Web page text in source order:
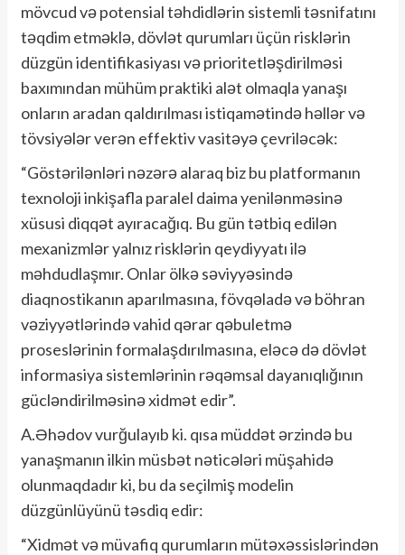
mövcud və potensial təhdidlərin sistemli təsnifatını
təqdim etməklə, dövlət qurumları üçün risklərin
düzgün identifikasiyası və prioritetləşdirilməsi
baxımından mühüm praktiki alət olmaqla yanaşı
onların aradan qaldırılması istiqamətində həllər və
tövsiyələr verən effektiv vasitəyə çevriləcək:
“Göstərilənləri nəzərə alaraq biz bu platformanın
texnoloji inkişafla paralel daima yenilənməsinə
xüsusi diqqət ayıracağıq. Bu gün tətbiq edilən
mexanizmlər yalnız risklərin qeydiyyatı ilə
məhdudlaşmır. Onlar ölkə səviyyəsində
diaqnostikanın aparılmasına, fövqəladə və böhran
vəziyyətlərində vahid qərar qəbuletmə
proseslərinin formalaşdırılmasına, eləcə də dövlət
informasiya sistemlərinin rəqəmsal dayanıqlığının
gücləndirilməsinə xidmət edir”.
A.Əhədov vurğulayıb ki. qısa müddət ərzində bu
yanaşmanın ilkin müsbət nəticələri müşahidə
olunmaqdadır ki, bu da seçilmiş modelin
düzgünlüyünü təsdiq edir:
“Xidmət və müvafiq qurumların mütəxəssislərindən